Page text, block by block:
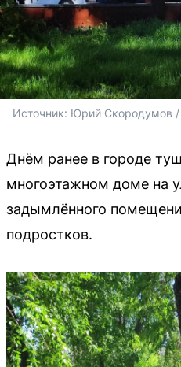
Источник: Юрий Скородумов /
Днём ранее в городе
многоэтажном доме на
задымлённого
подростков.